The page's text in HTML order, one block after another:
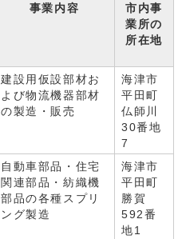
事業内容
市内事
業所の
所在地
建設用仮設部材お
よび物流機器部材
の製造・販売
海津市
平田町
仏師川
30番地
7
自動車部品・住宅
関連部品・紡織機
部品の各種スプリ
ング製造
海津市
平田町
勝賀
592番
地1